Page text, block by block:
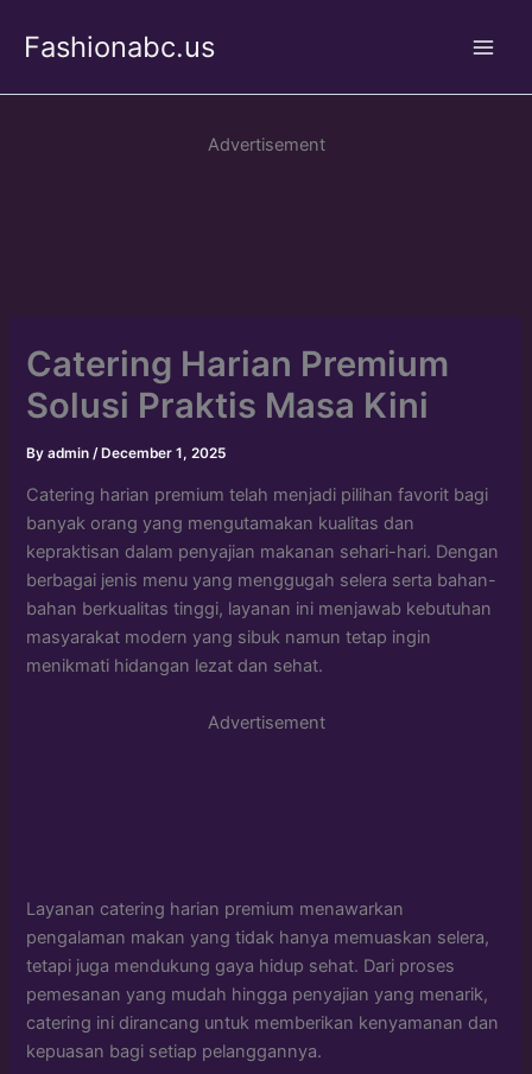
Fashionabc.us
Advertisement
Catering Harian Premium
Solusi Praktis Masa Kini
Byadmin /December 1, 2025
Catering harian premium telah menjadi pilihan favorit bagi
banyak orang yang mengutamakan kualitas dan
kepraktisan dalam penyajian makanan sehari-hari. Dengan
berbagai jenis menu yang menggugah selera serta bahan-
bahan berkualitas tinggi, layanan ini menjawab kebutuhan
masyarakat modern yang sibuk namun tetap ingin
menikmati hidangan lezat dan sehat.
Advertisement
Layanan catering harian premium menawarkan
pengalaman makan yang tidak hanya memuaskan selera,
tetapi juga mendukung gaya hidup sehat. Dari proses
pemesanan yang mudah hingga penyajian yang menarik,
catering ini dirancang untuk memberikan kenyamanan dan
kepuasan bagi setiap pelanggannya.